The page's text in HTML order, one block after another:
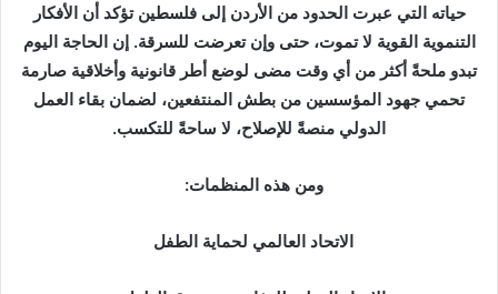
حياته التي عبرت الحدود من الأردن إلى فلسطين تؤكد أن الأفكار
التنموية القوية لا تموت، حتى وإن تعرضت للسرقة. إن الحاجة اليوم
تبدو ملحةً أكثر من أي وقت مضى لوضع أطر قانونية وأخلاقية صارمة
تحمي جهود المؤسسين من بطش المنتفعين، لضمان بقاء العمل
الدولي منصةً للإصلاح، لا ساحةً للتكسب.
ومن هذه المنظمات:
الاتحاد العالمي لحماية الطفل